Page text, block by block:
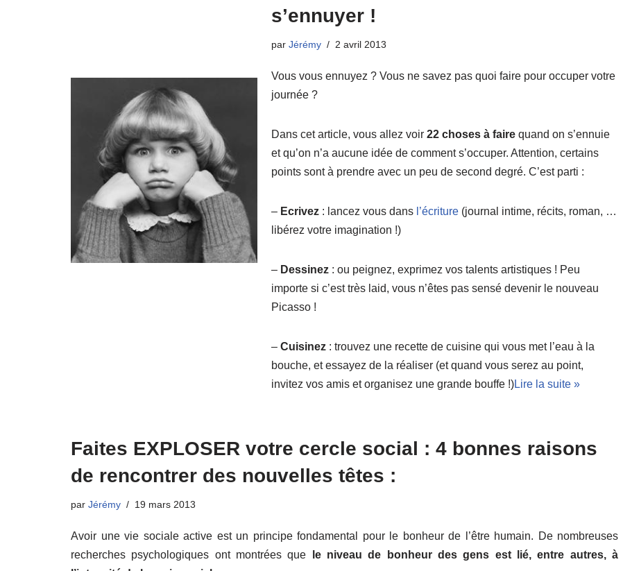
s’ennuyer !
parJérémy 2 avril 2013
Vous vous ennuyez ? Vous ne savez pas quoi faire pour occuper votre
journée ?
Dans cet article, vous allez voir22 choses à faire quand on s’ennuie
et qu’on n’a aucune idée de comment s’occuper. Attention, certains
points sont à prendre avec un peu de second degré. C’est parti :
– Ecrivez : lancez vous dans l’écriture (journal intime, récits, roman, …
libérez votre imagination !)
– Dessinez : ou peignez, exprimez vos talents artistiques ! Peu
importe si c’est très laid, vous n’êtes pas sensé devenir le nouveau
Picasso !
–Cuisinez : trouvez une recette de cuisine qui vous met l’eau à la
bouche, et essayez de la réaliser (et quand vous serez au point,
invitez vos amis et organisez une grande bouffe !)Lire la suite »
Faites EXPLOSER votre cercle social : 4 bonnes raisons
de rencontrer des nouvelles têtes :
par Jérémy 19 mars 2013
Avoir une vie sociale active est un principe fondamental pour le bonheur de l’être humain. De nombreuses
recherches psychologiques ont montrées que
le niveau de bonheur des gens est lié, entre autres, à